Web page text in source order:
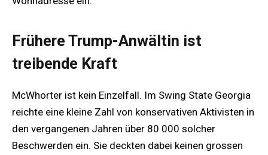
Frühere Trump-Anwältin ist
treibende Kraft
McWhorter ist kein Einzelfall. Im Swing State Georgia
reichte eine kleine Zahl von konservativen Aktivisten in
den vergangenen Jahren über 80 000 solcher
Beschwerden ein. Sie deckten dabei keinen grossen